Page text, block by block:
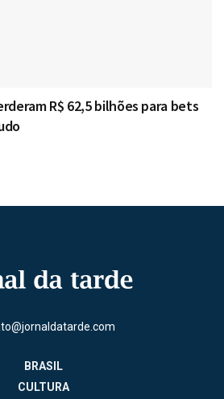
R$ 62,5 bilhões para bets
BRASIL
CULTURA